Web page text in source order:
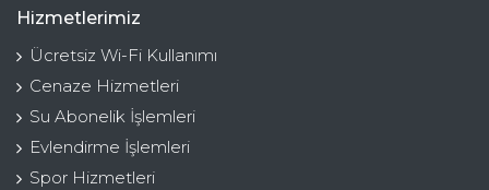
Hizmetlerimiz
Ücretsiz Wi-Fi Kullanımı
Cenaze Hizmetleri
Su Abonelik İşlemleri
Evlendirme İşlemleri
Spor Hizmetleri